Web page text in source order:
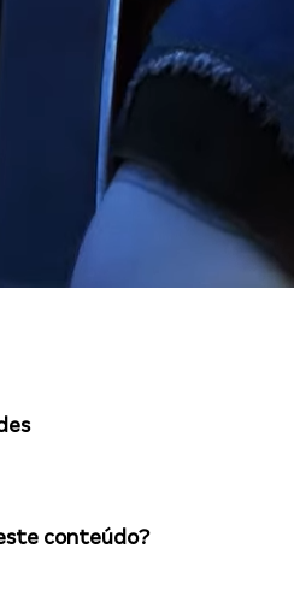
conteúdo?